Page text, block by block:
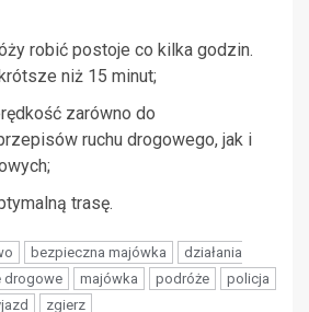
robić postoje co kilka godzin.
niż 15 minut;
zarówno do
ruchu drogowego, jak i
trasę.
bezpieczna majówka
działania
drogowe majówka podróże
policja
zgierz